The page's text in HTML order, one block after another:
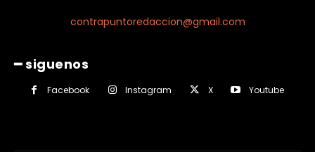
contrapuntoredaccion@gmail.com
━ siguenos
Facebook Instagram X Youtube